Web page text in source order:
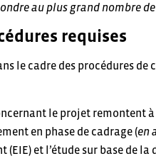
au plus grand nombre
requises
le cadre des procédures
le projet remontent
en phase de cadrage (en
et l’étude sur base de